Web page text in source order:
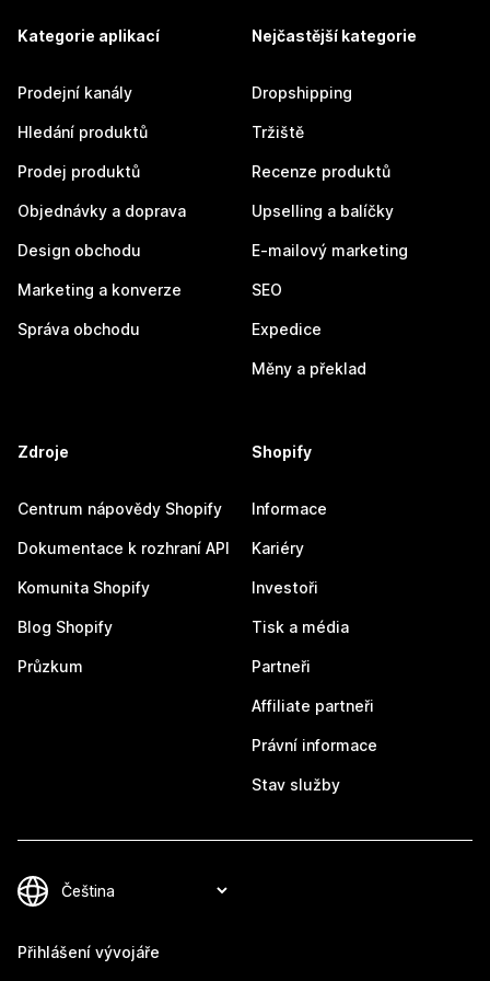
Kategorie aplikací
Prodejní kanály
Hledání produktů
Prodej produktů
Objednávky a doprava
Design obchodu
Marketing a konverze
Správa obchodu
Nejčastější kategorie
Dropshipping
Tržiště
Recenze produktů
Upselling a balíčky
E-mailový marketing
SEO
Expedice
Měny a překlad
Zdroje
Centrum nápovědy Shopify
Dokumentace k rozhraní API
Komunita Shopify
Blog Shopify
Průzkum
Shopify
Informace
Kariéry
Investoři
Tisk a média
Partneři
Affiliate partneři
Právní informace
Stav služby
Přihlášení vývojáře